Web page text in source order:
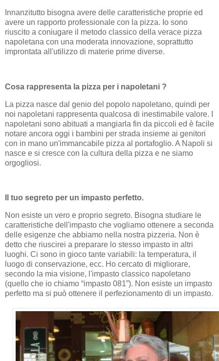
Innanzitutto bisogna avere delle caratteristiche proprie ed
avere un rapporto professionale con la pizza. Io sono
riuscito a coniugare il metodo classico della verace pizza
napoletana con una moderata innovazione, soprattutto
improntata all'utilizzo di materie prime diverse.
Cosa rappresenta la pizza per i napoletani ?
La pizza nasce dal genio del popolo napoletano, quindi per
noi napoletani rappresenta qualcosa di inestimabile valore. I
napoletani sono abituati a mangiarla fin da piccoli ed è facile
notare ancora oggi i bambini per strada insieme ai genitori
con in mano un'immancabile pizza al portafoglio. A Napoli si
nasce e si cresce con la cultura della pizza e ne siamo
orgogliosi.
Il tuo segreto per un impasto perfetto.
Non esiste un vero e proprio segreto. Bisogna studiare le
caratteristiche dell'impasto che vogliamo ottenere a seconda
delle esigenze che abbiamo nella nostra pizzeria. Non è
detto che riuscirei a preparare lo stesso impasto in altri
luoghi. Ci sono in gioco tante variabili: la temperatura, il
luogo di conservazione, ecc. Ho cercato di migliorare,
secondo la mia visione, l'impasto classico napoletano
(quello che io chiamo “impasto 081”). Non esiste un impasto
perfetto ma si può ottenere il perfezionamento di un impasto.